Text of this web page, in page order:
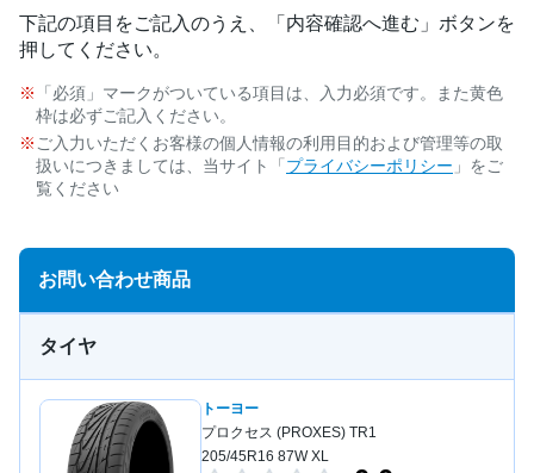
下記の項目をご記入のうえ、「内容確認へ進む」ボタンを
押してください。
「必須」マークがついている項目は、入力必須です。また黄色
枠は必ずご記入ください。
ご入力いただくお客様の個人情報の利用目的および管理等の取
扱いにつきましては、当サイト「 プライバシーポリシー 」をご
覧ください
お問い合わせ商品
タイヤ
トーヨー
プロクセス (PROXES) TR1
205/45R16 87W XL